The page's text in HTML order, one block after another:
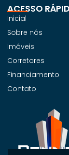
ACESSO
Inicial
Sobre nós
Imóveis
Corretores
Financiamento
Contato